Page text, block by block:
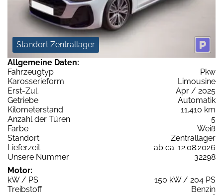
Standort Zentrallager
Allgemeine Daten:
Fahrzeugtyp
Pkw
Karosserieform
Limousine
Erst-Zul.
Apr / 2025
Getriebe
Automatik
Kilometerstand
11.410 km
Anzahl der Türen
5
Farbe
Weiß
Standort
Zentrallager
Lieferzeit
ab ca. 12.08.2026
Unsere Nummer
32298
Motor:
kW / PS
150 kW / 204 PS
Treibstoff
Benzin